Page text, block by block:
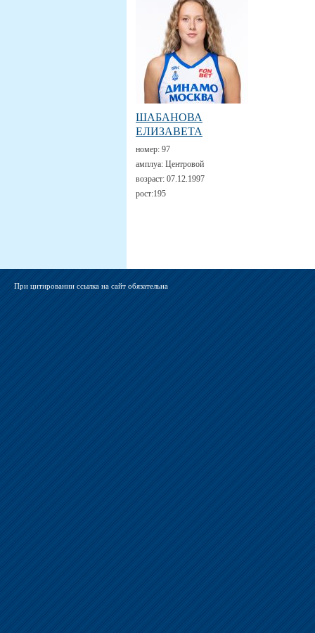
ШАБАНОВА
ЕЛИЗАВЕТА
номер: 97
амплуа: Центровой
возраст: 07.12.1997
рост:195
При цитировании ссылка на сайт обязательна